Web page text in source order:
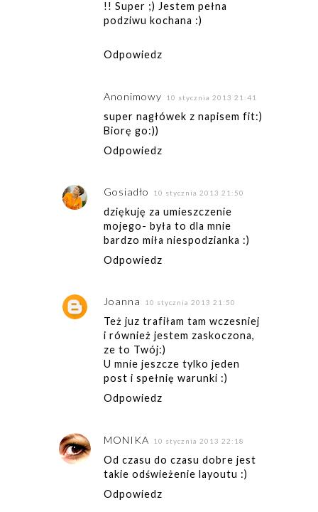
!! Super ;) Jestem pełna
podziwu kochana :)
Odpowiedz
Anonimowy 10 stycznia 2013 21:41
super nagłówek z napisem fit:)
Biorę go:))
Odpowiedz
Gosiadło 10 stycznia 2013 21:50
dziękuję za umieszczenie
mojego- była to dla mnie
bardzo miła niespodzianka :)
Odpowiedz
Joanna 10 stycznia 2013 21:50
Też juz trafiłam tam wczesniej
i również jestem zaskoczona,
ze to Twój:)
U mnie jeszcze tylko jeden
post i spełnię warunki :)
Odpowiedz
MONIKA 10 stycznia 2013 22:18
Od czasu do czasu dobre jest
takie odświeżenie layoutu :)
Odpowiedz